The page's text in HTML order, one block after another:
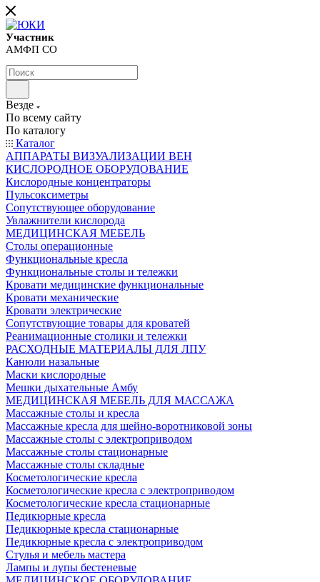
Участник
АМФП СО
Везде
По всему сайту
По каталогу
Каталог
АППАРАТЫ ВИЗУАЛИЗАЦИИ ВЕН
КИСЛОРОДНОЕ ОБОРУДОВАНИЕ
Кислородные концентраторы
Пульсоксиметры
Сопутствующее оборудование
Увлажнители кислорода
МЕДИЦИНСКАЯ МЕБЕЛЬ
Столы операционные
Функциональные кресла
Функциональные столы и тележки
Кровати медицинские функциональные
Кровати механические
Кровати электрические
Сопутствующие товары для кроватей
Реанимационные столики и тележки
РАСХОДНЫЕ МАТЕРИАЛЫ ДЛЯ ЛПУ
Канюли назальные
Маски кислородные
Мешки дыхательные Амбу
МЕДИЦИНСКАЯ МЕБЕЛЬ ДЛЯ МАССАЖА
Массажные столы и кресла
Массажные кресла для шейно-воротниковой зоны
Массажные столы с электроприводом
Массажные столы стационарные
Массажные столы складные
Косметологические кресла
Косметологические кресла с электроприводом
Косметологические кресла стационарные
Педикюрные кресла
Педикюрные кресла стационарные
Педикюрные кресла с электроприводом
Стулья и мебель мастера
Лампы и лупы бестеневые